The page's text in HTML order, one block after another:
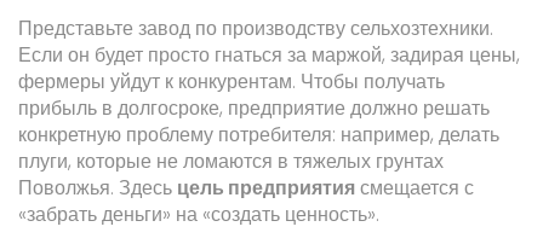
Представьте завод по производству сельхозтехники.
Если он будет просто гнаться за маржой, задирая цены,
фермеры уйдут к конкурентам. Чтобы получать
прибыль в долгосроке, предприятие должно решать
конкретную проблему потребителя: например, делать
плуги, которые не ломаются в тяжелых грунтах
Поволжья. Здесь цель предприятиясмещается с
«забрать деньги» на «создать ценность».